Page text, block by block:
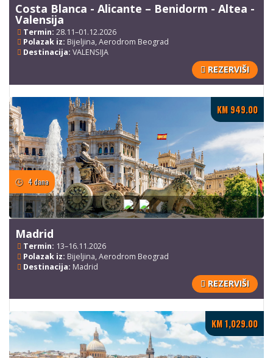
Costa Blanca - Alicante – Benidorm - Altea -
Valensija
Termin: 28.11–01.12.2026
Polazak iz: Bijeljina, Aerodrom Beograd
Destinacija: VALENSIJA
REZERVIŠI
Madrid
Termin: 13–16.11.2026
Polazak iz: Bijeljina, Aerodrom Beograd
Destinacija: Madrid
4 dana
KM 949.00
REZERVIŠI
KM 1,029.00